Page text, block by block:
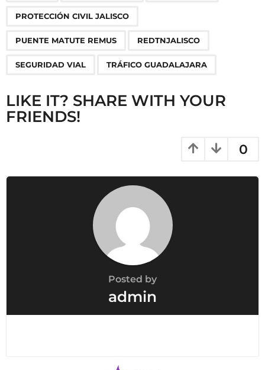
PROTECCIÓN CIVIL JALISCO
PUENTE MATUTE REMUS REDTNJALISCO
SEGURIDAD VIAL TRÁFICO GUADALAJARA
LIKE IT? SHARE WITH YOUR
FRIENDS!
0
Posted by
admin